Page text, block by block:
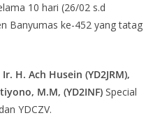
10 hari (26/02 s.d
Banyumas ke-452 yang tatag
H. Ach Husein (YD2JRM),
M.M, (YD2INF) Special
YDCZV.